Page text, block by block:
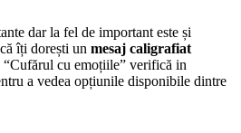
dar la fel de important este și
îți dorești un mesaj caligrafiat
cu emoțiile” verifică in
a vedea opțiunile disponibile dintre